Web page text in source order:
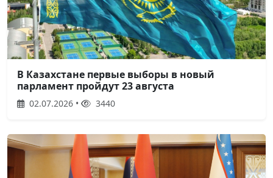
В Казахстане первые выборы в новый
парламент пройдут 23 августа
02.07.2026 • 3440